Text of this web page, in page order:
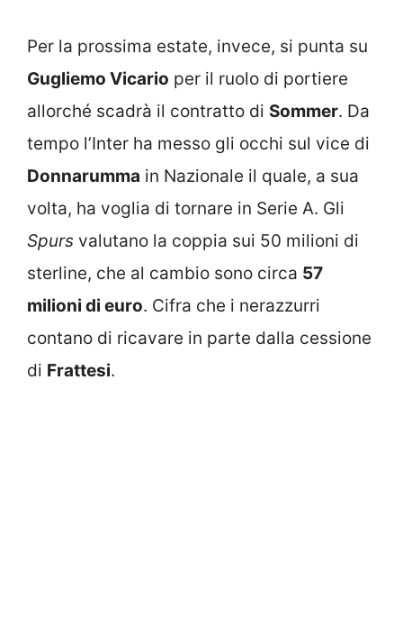
Per la prossima estate, invece, si punta su
Gugliemo Vicario per il ruolo di portiere
allorché scadrà il contratto di Sommer. Da
tempo l’Inter ha messo gli occhi sul vice di
Donnarumma in Nazionale il quale, a sua
volta, ha voglia di tornare in Serie A. Gli
Spurs valutano la coppia sui 50 milioni di
sterline, che al cambio sono circa 57
milioni di euro. Cifra che i nerazzurri
contano di ricavare in parte dalla cessione
di Frattesi.